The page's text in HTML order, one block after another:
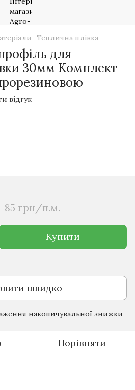
Теплична плівка
для
30мм Комплект
відгук
85 грн/п.м.
Купити
швидко
накопичувальної знижки
Порівняти